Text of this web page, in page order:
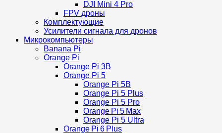
DJI Mini 4 Pro
FPV дроны
Комплектующие
Усилители сигнала для дронов
Микрокомпьютеры
Banana Pi
Orange Pi
Orange Pi 3B
Orange Pi 5
Orange Pi 5B
Orange Pi 5 Plus
Orange Pi 5 Pro
Orange Pi 5 Max
Orange Pi 5 Ultra
Orange Pi 6 Plus